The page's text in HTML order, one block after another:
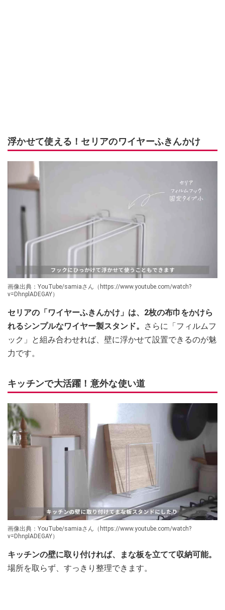
浮かせて使える！セリアのワイヤーふきんかけ
画像出典：YouTube/samiaさん（https://www.youtube.com/watch?
v=DhnplADEGAY）
セリアの「ワイヤーふきんかけ」は、2枚の布巾をかけら
れるシンプルなワイヤー製スタンド。
さらに「フィルムフ
ック」と組み合わせれば、壁に浮かせて設置できるのが魅
力です。
キッチンで大活躍！意外な使い道
画像出典：YouTube/samiaさん（https://www.youtube.com/watch?
v=DhnplADEGAY）
キッチンの壁に取り付ければ、まな板を立てて収納可能。
場所を取らず、すっきり整理できます。